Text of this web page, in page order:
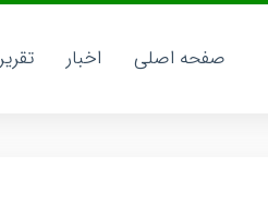
صفحه اصلی اخبار